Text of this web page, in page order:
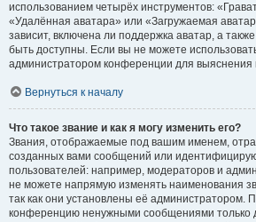
использованием четырёх инструментов:
«Удалённая аватара» или «Загружаемая
зависит, включена ли поддержка аватар, а
быть доступны. Если вы не можете
администратором конференции для выяснения
Вернуться к началу
Что такое звание и как я могу изменить его?
Звания, отображаемые под вашим именем,
созданных вами сообщений или
пользователей: например, модераторов и
не можете напрямую изменять наименования
так как они установлены её администратором.
конференцию ненужными сообщениями только